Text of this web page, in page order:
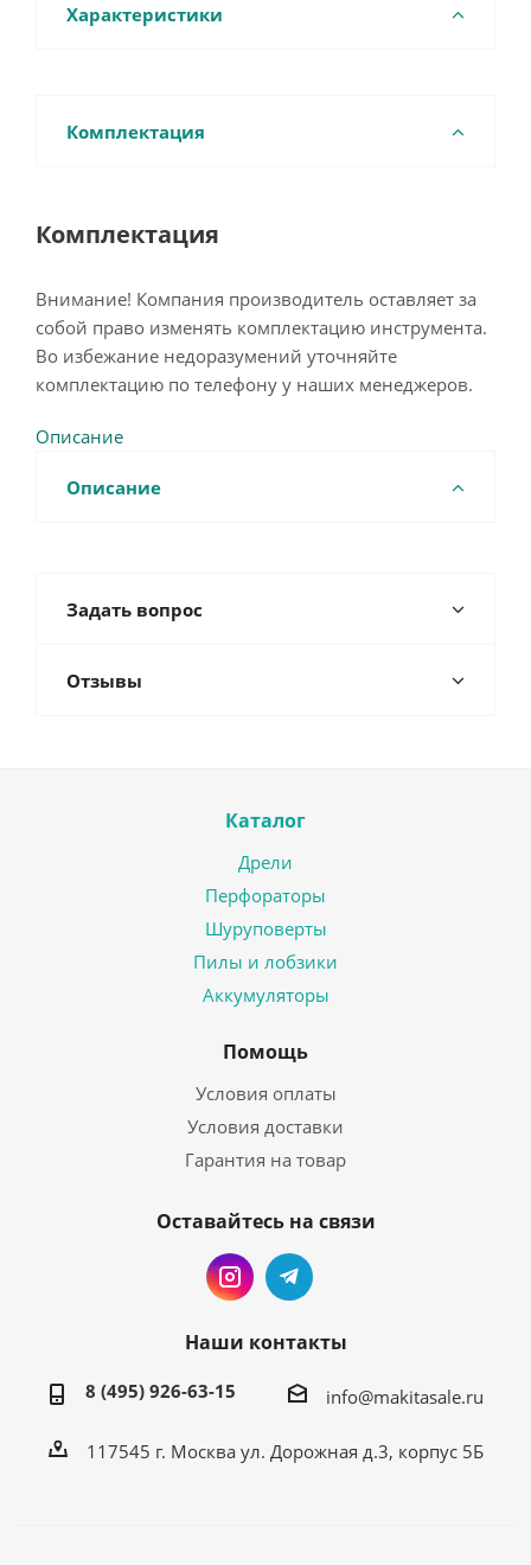
Характеристики
Комплектация
Комплектация
Внимание! Компания производитель оставляет за
собой право изменять комплектацию инструмента.
Во избежание недоразумений уточняйте
комплектацию по телефону у наших менеджеров.
Описание
Описание
Задать вопрос
Отзывы
Каталог
Дрели
Перфораторы
Шуруповерты
Пилы и лобзики
Аккумуляторы
Помощь
Условия оплаты
Условия доставки
Гарантия на товар
Оставайтесь на связи
Наши контакты
8 (495) 926-63-15 info@makitasale.ru
117545 г. Москва ул. Дорожная д.3, корпус 5Б